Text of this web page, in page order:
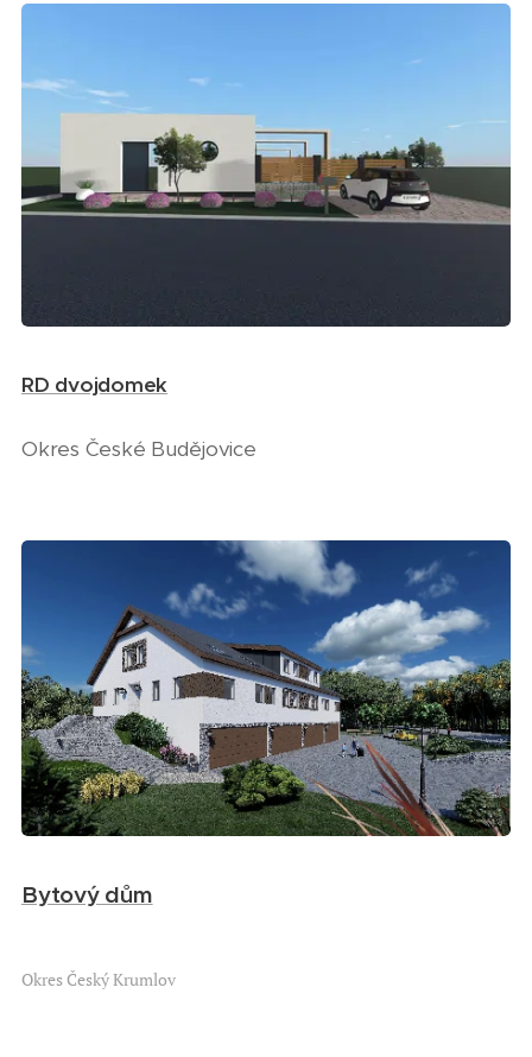
RD dvojdomek
Okres České Budějovice
Bytový dům
Okres Český Krumlov